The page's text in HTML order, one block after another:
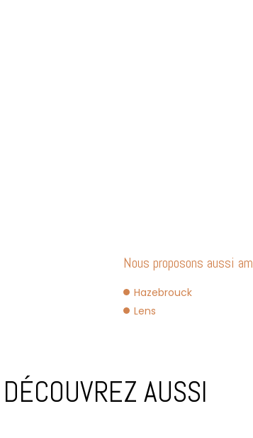
Nous proposons aussi
Hazebrouck
Lens
DÉCOUVREZ AUSSI